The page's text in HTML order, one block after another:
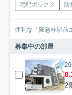
宅配ボックス
防
便利な「阪急桂駅前
募集中の部屋
2